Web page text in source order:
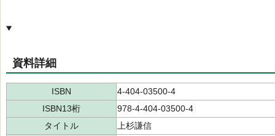
資料詳細
ISBN
4-404-03500-4
ISBN13桁
978-4-404-03500-4
タイトル
上杉謙信